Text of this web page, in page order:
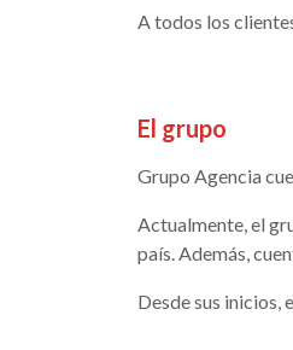
A todos los
El grupo
Grupo Agencia
Actualmente, el
país. Además,
Desde sus inicios,